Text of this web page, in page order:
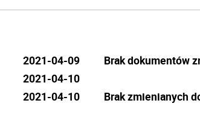
2021-04-09
2021-04-10
2021-04-10
Brak dokumentów
Brak zmienianych